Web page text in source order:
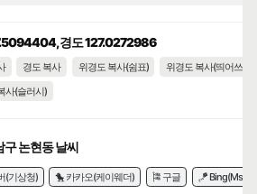
경도 127.0272986
경도 복사 위경도 복사(쉼표)
위경도 복사(띄어쓰기)
사(슬러시)
구 논현동 날씨
(기상청) 🐤 카카오(케이웨더) 🎏 구글 🪁 Bing(Msn)